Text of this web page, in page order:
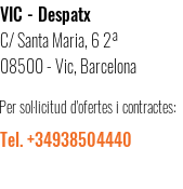
VIC - Despatx
C/ Santa Maria, 6 2ª
08500 - Vic, Barcelona
Per sol·licitud d'ofertes i contractes:
Tel. +34938504440